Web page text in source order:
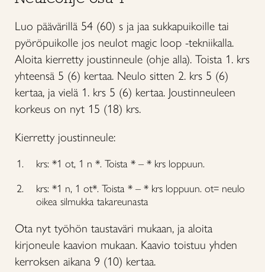
Luo päävärillä 54 (60) s ja jaa sukkapuikoille tai
pyöröpuikolle jos neulot magic loop -tekniikalla.
Aloita kierretty joustinneule (ohje alla). Toista 1. krs
yhteensä 5 (6) kertaa. Neulo sitten 2. krs 5 (6)
kertaa, ja vielä 1. krs 5 (6) kertaa. Joustinneuleen
korkeus on nyt 15 (18) krs.
Kierretty joustinneule:
krs: *1 ot, 1 n *. Toista * – * krs loppuun.
krs: *1 n, 1 ot*. Toista * – * krs loppuun. ot= neulo
oikea silmukka takareunasta
Ota nyt työhön taustaväri mukaan, ja aloita
kirjoneule kaavion mukaan. Kaavio toistuu yhden
kerroksen aikana 9 (10) kertaa.